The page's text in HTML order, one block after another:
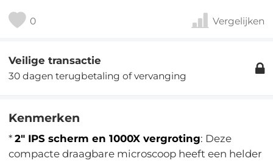
0 Vergelijken
Veilige transactie
30 dagen terugbetaling of vervanging
Kenmerken
*2" IPS scherm en 1000X vergroting: Deze
compacte draagbare microscoop heeft een helder